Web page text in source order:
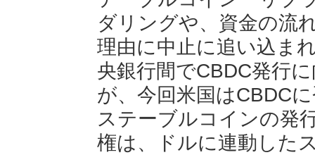
ダリングや、資金の流
理由に中止に追い込ま
央銀行間でCBDC発行
が、今回米国はCBDC
ステーブルコインの発
権は、ドルに連動した